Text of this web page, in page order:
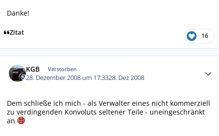
Danke!
Zitat 16
KGB Verstorben
28. Dezember 2008 um 17:3328. Dez 2008
Dem schließe ich mich - als Verwalter eines nicht kommerziell
zu verdingenden Konvoluts seltener Teile - uneingeschränkt
an